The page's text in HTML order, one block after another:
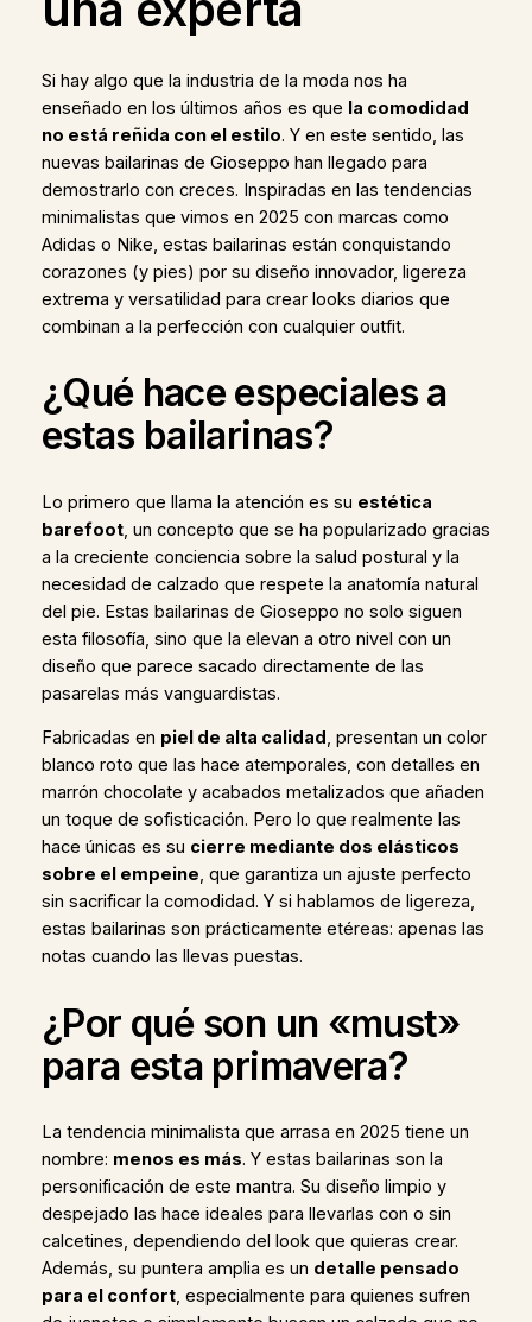
Si hay algo que la industria de la moda nos ha
enseñado en los últimos años es que la comodidad
no está reñida con el estilo. Y en este sentido, las
nuevas bailarinas de Gioseppo han llegado para
demostrarlo con creces. Inspiradas en las tendencias
minimalistas que vimos en 2025 con marcas como
Adidas o Nike, estas bailarinas están conquistando
corazones (y pies) por su diseño innovador, ligereza
extrema y versatilidad para crear looks diarios que
combinan a la perfección con cualquier outfit.
¿Qué hace especiales a
estas bailarinas?
Lo primero que llama la atención es su estética
barefoot, un concepto que se ha popularizado gracias
a la creciente conciencia sobre la salud postural y la
necesidad de calzado que respete la anatomía natural
del pie. Estas bailarinas de Gioseppo no solo siguen
esta filosofía, sino que la elevan a otro nivel con un
diseño que parece sacado directamente de las
pasarelas más vanguardistas.
Fabricadas en piel de alta calidad, presentan un color
blanco roto que las hace atemporales, con detalles en
marrón chocolate y acabados metalizados que añaden
un toque de sofisticación. Pero lo que realmente las
hace únicas es su cierre mediante dos elásticos
sobre el empeine, que garantiza un ajuste perfecto
sin sacrificar la comodidad. Y si hablamos de ligereza,
estas bailarinas son prácticamente etéreas: apenas las
notas cuando las llevas puestas.
¿Por qué son un «must»
para esta primavera?
La tendencia minimalista que arrasa en 2025 tiene un
nombre: menos es más. Y estas bailarinas son la
personificación de este mantra. Su diseño limpio y
despejado las hace ideales para llevarlas con o sin
calcetines, dependiendo del look que quieras crear.
Además, su puntera amplia es un detalle pensado
para el confort, especialmente para quienes sufren